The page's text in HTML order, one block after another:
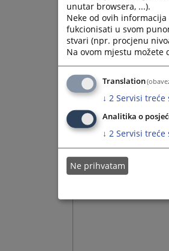
unutar browsera, ...).
Neke od ovih
fukcionisati u svom
stvari (npr. procjenu
Na ovom mjestu
Translation
↓ 2 Servisi treće
Analitika o
↓ 2 Servisi treće
Ne prihvatam